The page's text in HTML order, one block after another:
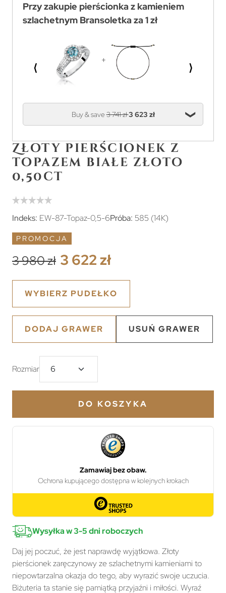
Przy zakupie pierścionka z kamieniem
szlachetnym Bransoletka za 1 zł
⟨ ⟩
Buy & save3 741 zł3 623 zł
Złoty pierścionek z
topazem białe złoto
0,50ct
Indeks: EW-87-Topaz-0,5-6Próba: 585 (14K)
PROMOCJA
3 980 zł 3 622 zł
WYBIERZ PUDEŁKO
DODAJ GRAWER USUŃ GRAWER
Rozmiar
DO KOSZYKA
Wysyłka w 3-5 dni roboczych
Daj jej poczuć, że jest naprawdę wyjątkowa. Złoty
pierścionek zaręczynowy ze szlachetnymi kamieniami to
niepowtarzalna okazja do tego, aby wyrazić swoje uczucia.
Biżuteria ta stanie się pamiątką przyjaźni i miłości. Wyraź